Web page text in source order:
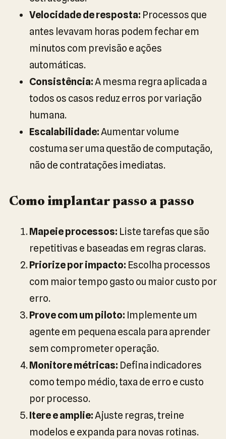
Velocidade de resposta: Processos que
antes levavam horas podem fechar em
minutos com previsão e ações
automáticas.
Consistência:A mesma regra aplicada a
todos os casos reduz erros por variação
humana.
Escalabilidade:Aumentar volume
costuma ser uma questão de computação,
não de contratações imediatas.
Como implantar passo a passo
Mapeie processos: Liste tarefas que são
repetitivas e baseadas em regras claras.
Priorize por impacto: Escolha processos
com maior tempo gasto ou maior custo por
erro.
Prove com um piloto: Implemente um
agente em pequena escala para aprender
sem comprometer operação.
Monitore métricas: Defina indicadores
como tempo médio, taxa de erro e custo
por processo.
Itere e amplie:Ajuste regras, treine
modelos e expanda para novas rotinas.